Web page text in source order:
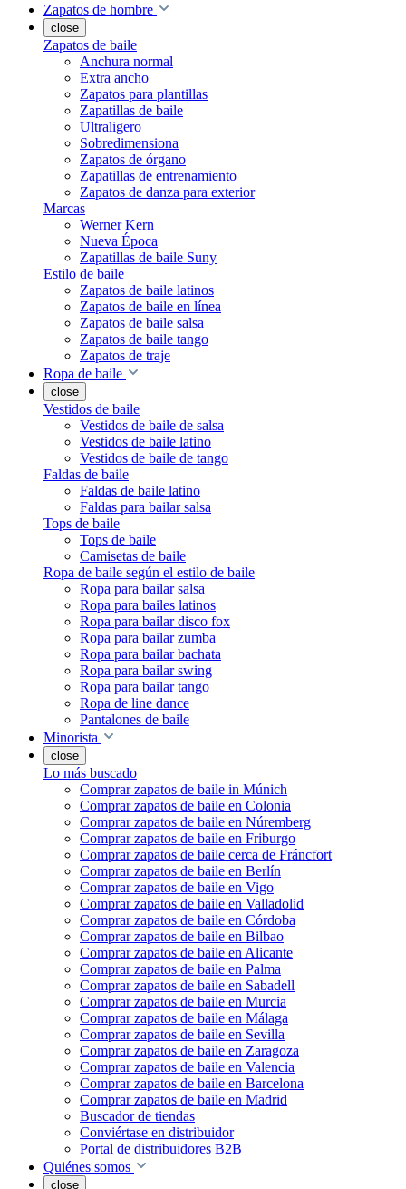
Zapatos de hombre
close
Zapatos de baile
Anchura normal
Extra ancho
Zapatos para plantillas
Zapatillas de baile
Ultraligero
Sobredimensiona
Zapatos de órgano
Zapatillas de entrenamiento
Zapatos de danza para exterior
Marcas
Werner Kern
Nueva Época
Zapatillas de baile Suny
Estilo de baile
Zapatos de baile latinos
Zapatos de baile en línea
Zapatos de baile salsa
Zapatos de baile tango
Zapatos de traje
Ropa de baile
close
Vestidos de baile
Vestidos de baile de salsa
Vestidos de baile latino
Vestidos de baile de tango
Faldas de baile
Faldas de baile latino
Faldas para bailar salsa
Tops de baile
Tops de baile
Camisetas de baile
Ropa de baile según el estilo de baile
Ropa para bailar salsa
Ropa para bailes latinos
Ropa para bailar disco fox
Ropa para bailar zumba
Ropa para bailar bachata
Ropa para bailar swing
Ropa para bailar tango
Ropa de line dance
Pantalones de baile
Minorista
close
Lo más buscado
Comprar zapatos de baile in Múnich
Comprar zapatos de baile en Colonia
Comprar zapatos de baile en Núremberg
Comprar zapatos de baile en Friburgo
Comprar zapatos de baile cerca de Fráncfort
Comprar zapatos de baile en Berlín
Comprar zapatos de baile en Vigo
Comprar zapatos de baile en Valladolid
Comprar zapatos de baile en Córdoba
Comprar zapatos de baile en Bilbao
Comprar zapatos de baile en Alicante
Comprar zapatos de baile en Palma
Comprar zapatos de baile en Sabadell
Comprar zapatos de baile en Murcia
Comprar zapatos de baile en Málaga
Comprar zapatos de baile en Sevilla
Comprar zapatos de baile en Zaragoza
Comprar zapatos de baile en Valencia
Comprar zapatos de baile en Barcelona
Comprar zapatos de baile en Madrid
Buscador de tiendas
Conviértase en distribuidor
Portal de distribuidores B2B
Quiénes somos
close